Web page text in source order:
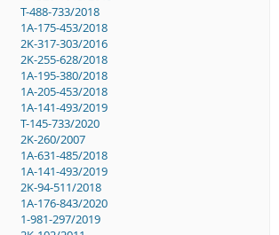
T-488-733/2018
1A-175-453/2018
2K-317-303/2016
2K-255-628/2018
1A-195-380/2018
1A-205-453/2018
1A-141-493/2019
T-145-733/2020
2K-260/2007
1A-631-485/2018
1A-141-493/2019
2K-94-511/2018
1A-176-843/2020
1-981-297/2019